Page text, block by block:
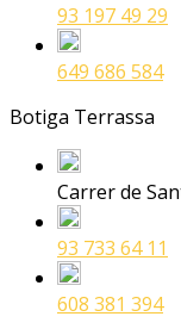
93 197 49 29
649 686 584
Botiga Terrassa
Carrer de
93 733 64 11
608 381 394